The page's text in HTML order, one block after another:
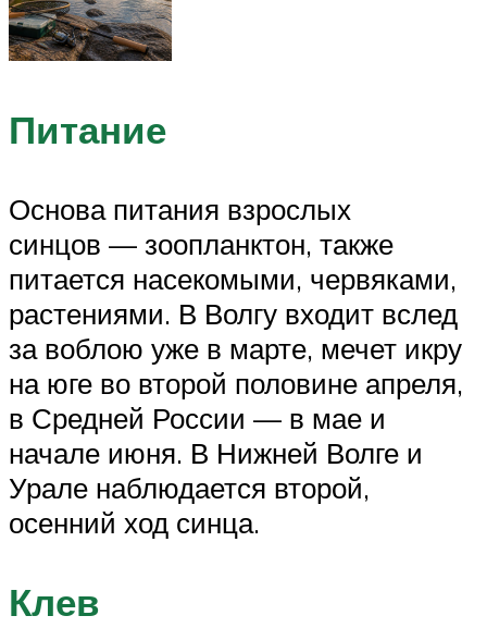
Питание
Основа питания взрослых
синцов — зоопланктон, также
питается насекомыми, червяками,
растениями. В Волгу входит вслед
за воблою уже в марте, мечет икру
на юге во второй половине апреля,
в Средней России — в мае и
начале июня. В Нижней Волге и
Урале наблюдается второй,
осенний ход синца.
Клев